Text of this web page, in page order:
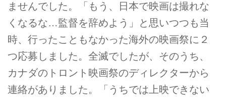
ませんでした。「もう、日本で映画は撮れな
くなるな…監督を辞めよう」と思いつつも当
時、行ったこともなかった海外の映画祭に２
つ応募しました。全滅でしたが、そのうち、
カナダのトロント映画祭のディレクターから
連絡がありました。「うちでは上映できない